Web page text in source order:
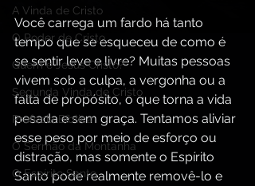
A Vinda de Cristo
O Poder de Cristo
Quem é Jesus Cristo?
Segunda Vinda de Cristo
Profecia Bíblica
O Sermão da Montanha
O Espírito Santo
Você carrega um fardo há tanto
tempo que se esqueceu de como é
se sentir leve e livre? Muitas pessoas
vivem sob a culpa, a vergonha ou a
falta de propósito, o que torna a vida
pesada e sem graça. Tentamos aliviar
esse peso por meio de esforço ou
distração, mas somente o Espírito
Santo pode realmente removê-lo e